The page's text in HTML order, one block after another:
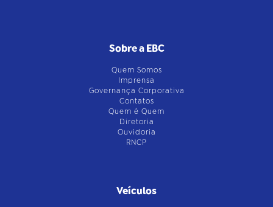
Sobre a EBC
Quem Somos
Imprensa
Governança Corporativa
Contatos
Quem é Quem
Diretoria
Ouvidoria
RNCP
Veículos